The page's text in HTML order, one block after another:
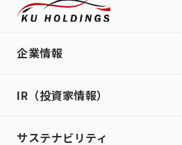
企業情報
IR（投資家情報）
サステナビリティ